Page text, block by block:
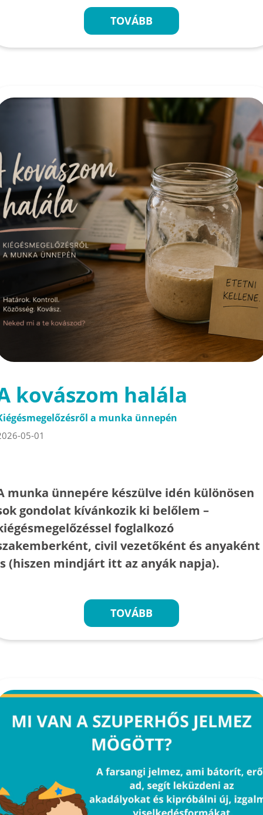
TOVÁBB
kovászom halála
a munka ünnepén
05-01
munka ünnepére készülve idén különösen
gondolat kívánkozik ki belőlem –
foglalkozó
civil vezetőként és anyaként
(hiszen mindjárt itt az anyák napja).
TOVÁBB